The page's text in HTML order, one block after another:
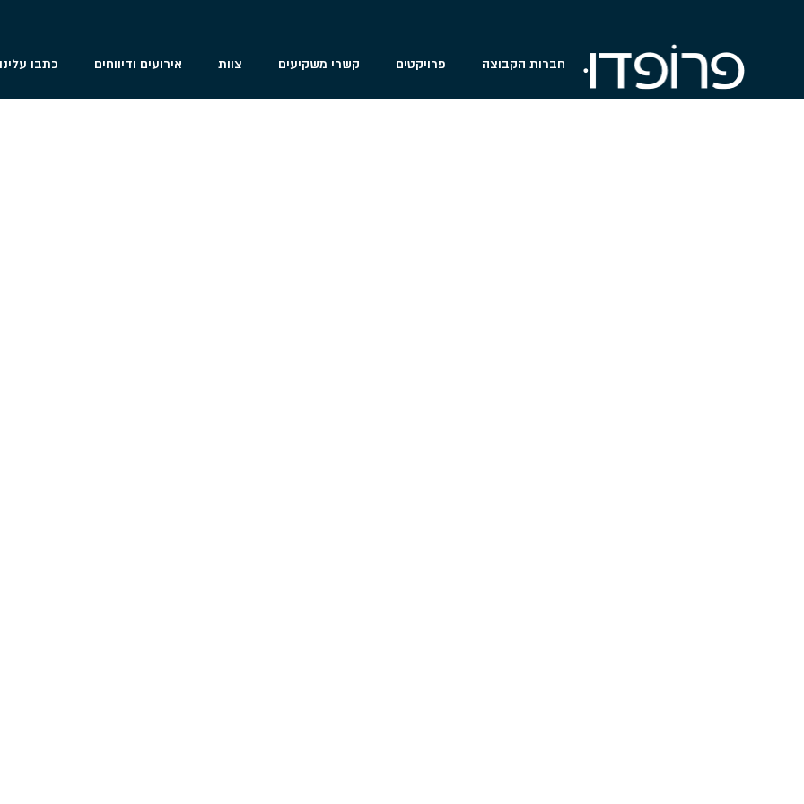
חברות הקבוצה פרויקטים קשרי משקיעים צוות אירועים ודיווחים כתבו עלינו